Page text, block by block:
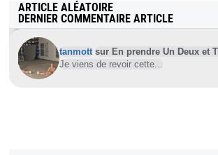
ARTICLE ALÉATOIRE
Des étudiants philippins soutiennent la
Duterte
Quezón (Philippines), 14 février 2025
DERNIER COMMENTAIRE ARTICLE
tanmott sur En prendre Un Deux et
Je viens de revoir cette...